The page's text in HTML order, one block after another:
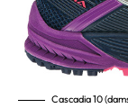
Cascadia 10